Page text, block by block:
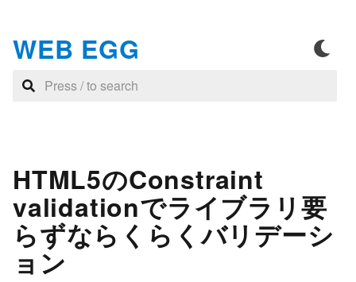
WEB EGG
HTML5のConstraint
validationでライブラリ要
らずならくらくバリデーシ
ョン